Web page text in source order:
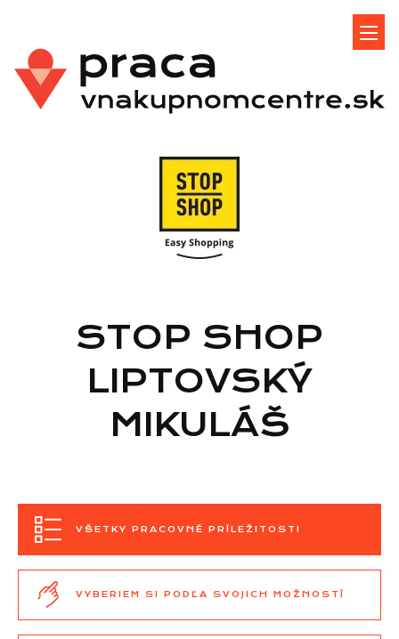
STOP SHOP
LIPTOVSKÝ
MIKULÁŠ
VŠETKY PRACOVNÉ PRÍLEŽITOSTI
VYBERIEM SI PODĽA SVOJICH MOŽNOSTÍ